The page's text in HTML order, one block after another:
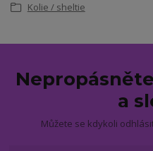
Kolie / sheltie
a
Můžete se kdykoli